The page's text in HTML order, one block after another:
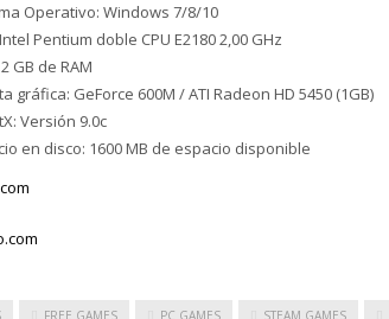
Operativo: Windows 7/8/10
Pentium doble CPU E2180 2,00 GHz
GB de RAM
gráfica: GeForce 600M / ATI Radeon HD 5450 (1GB)
Versión 9.0c
en disco: 1600 MB de espacio disponible
FREE GAMES PC GAMES STEAM GAMES